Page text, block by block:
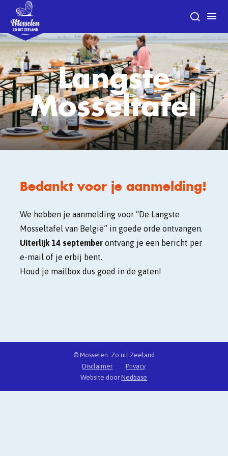
Langste
Mosseltafel
Bedankt voor je aanmelding!
We hebben je aanmelding voor “De Langste
Mosseltafel van België” in goede orde ontvangen.
Uiterlijk 14 septemberontvang je een bericht per
e-mail of je erbij bent.
Houd je mailbox dus goed in de gaten!
© Mosselen. Zo uit Zeeland
Disclaimer
Privacy
Website doorNedbase